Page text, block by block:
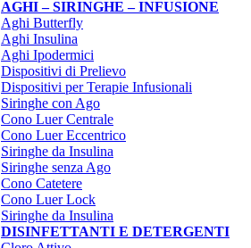
AGHI – SIRINGHE – INFUSIONE
Aghi Butterfly
Aghi Insulina
Aghi Ipodermici
Dispositivi di Prelievo
Dispositivi per Terapie Infusionali
Siringhe con Ago
Cono Luer Centrale
Cono Luer Eccentrico
Siringhe da Insulina
Siringhe senza Ago
Cono Catetere
Cono Luer Lock
Siringhe da Insulina
DISINFETTANTI E DETERGENTI